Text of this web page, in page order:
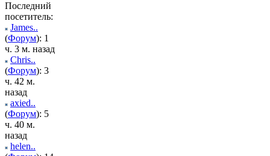
Последний
посетитель:
James..
(Форум): 1
ч. 3 м. назад
Chris..
(Форум): 3
ч. 42 м.
назад
axied..
(Форум): 5
ч. 40 м.
назад
helen..